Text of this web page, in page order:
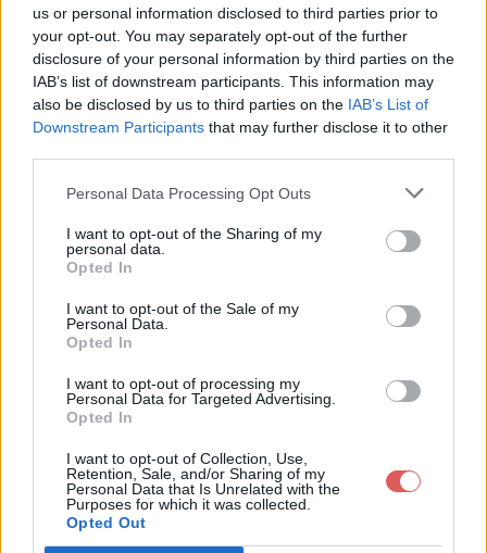
us or personal information disclosed to third parties prior to
your opt-out. You may separately opt-out of the further
disclosure of your personal information by third parties on the
IAB’s list of downstream participants. This information may
also be disclosed by us to third parties on the IAB’s List of
Downstream Participants that may further disclose it to other
Personal Data Processing Opt Outs
I want to opt-out of the Sharing of my
personal data.
Opted In
I want to opt-out of the Sale of my
Personal Data.
Opted In
I want to opt-out of processing my
Personal Data for Targeted Advertising.
Opted In
I want to opt-out of Collection, Use,
Retention, Sale, and/or Sharing of my
Personal Data that Is Unrelated with the
Purposes for which it was collected.
Opted Out
Partager le fichier Règlement -
Concours Insta TDS 30 Ans
(Carnet).docx sur le Web et les
réseaux sociaux:
Télécharger le fichier Règlement
- Concours Insta TDS 30 Ans (Ca
rnet).docx
Télécharger Règlement - Concour
s Insta TDS 30 Ans (Carnet).docx